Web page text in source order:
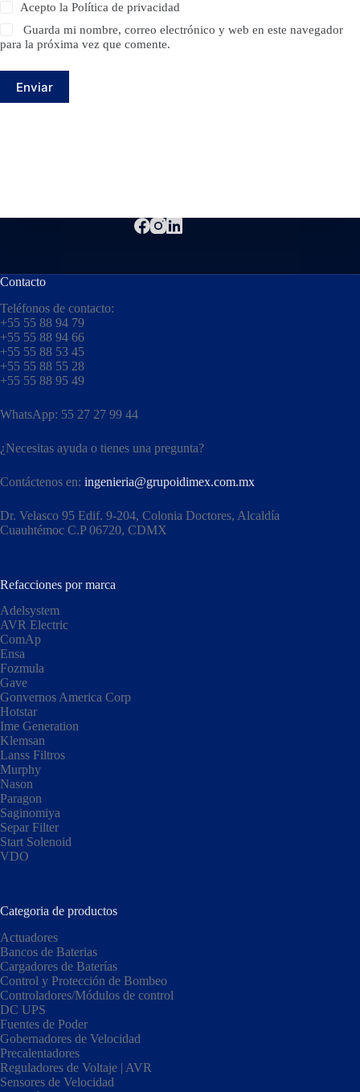
Acepto laPolítica de privacidad
Guarda mi nombre, correo electrónico y web en este navegador
para la próxima vez que comente.
Enviar
Contacto
Teléfonos de contacto:
+55 55 88 94 79
+55 55 88 94 66
+55 55 88 53 45
+55 55 88 55 28
+55 55 88 95 49
WhatsApp: 55 27 27 99 44
¿Necesitas ayuda o tienes una pregunta?
Contáctenos en: ingenieria@grupoidimex.com.mx
Dr. Velasco 95 Edif. 9-204, Colonia Doctores, Alcaldía
Cuauhtémoc C.P 06720, CDMX​
Refacciones por marca
Adelsystem
AVR Electric
ComAp
Ensa
Fozmula
Gave
Gonvernos America Corp
Hotstar
Ime Generation
Klemsan
Lanss Filtros
Murphy
Nason
Paragon
Saginomiya
Separ Filter
Start Solenoid
VDO
Categoria de productos
Actuadores
Bancos de Baterias
Cargadores de Baterías
Control y Protección de Bombeo
Controladores/Módulos de control
DC UPS
Fuentes de Poder
Gobernadores de Velocidad
Precalentadores
Reguladores de Voltaje | AVR
Sensores de Velocidad